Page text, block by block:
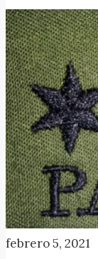
febrero 5, 2021